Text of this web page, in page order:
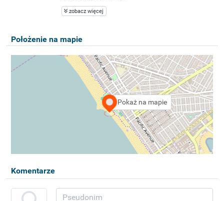
zobacz więcej
Położenie na mapie
Pokaż na mapie
Komentarze